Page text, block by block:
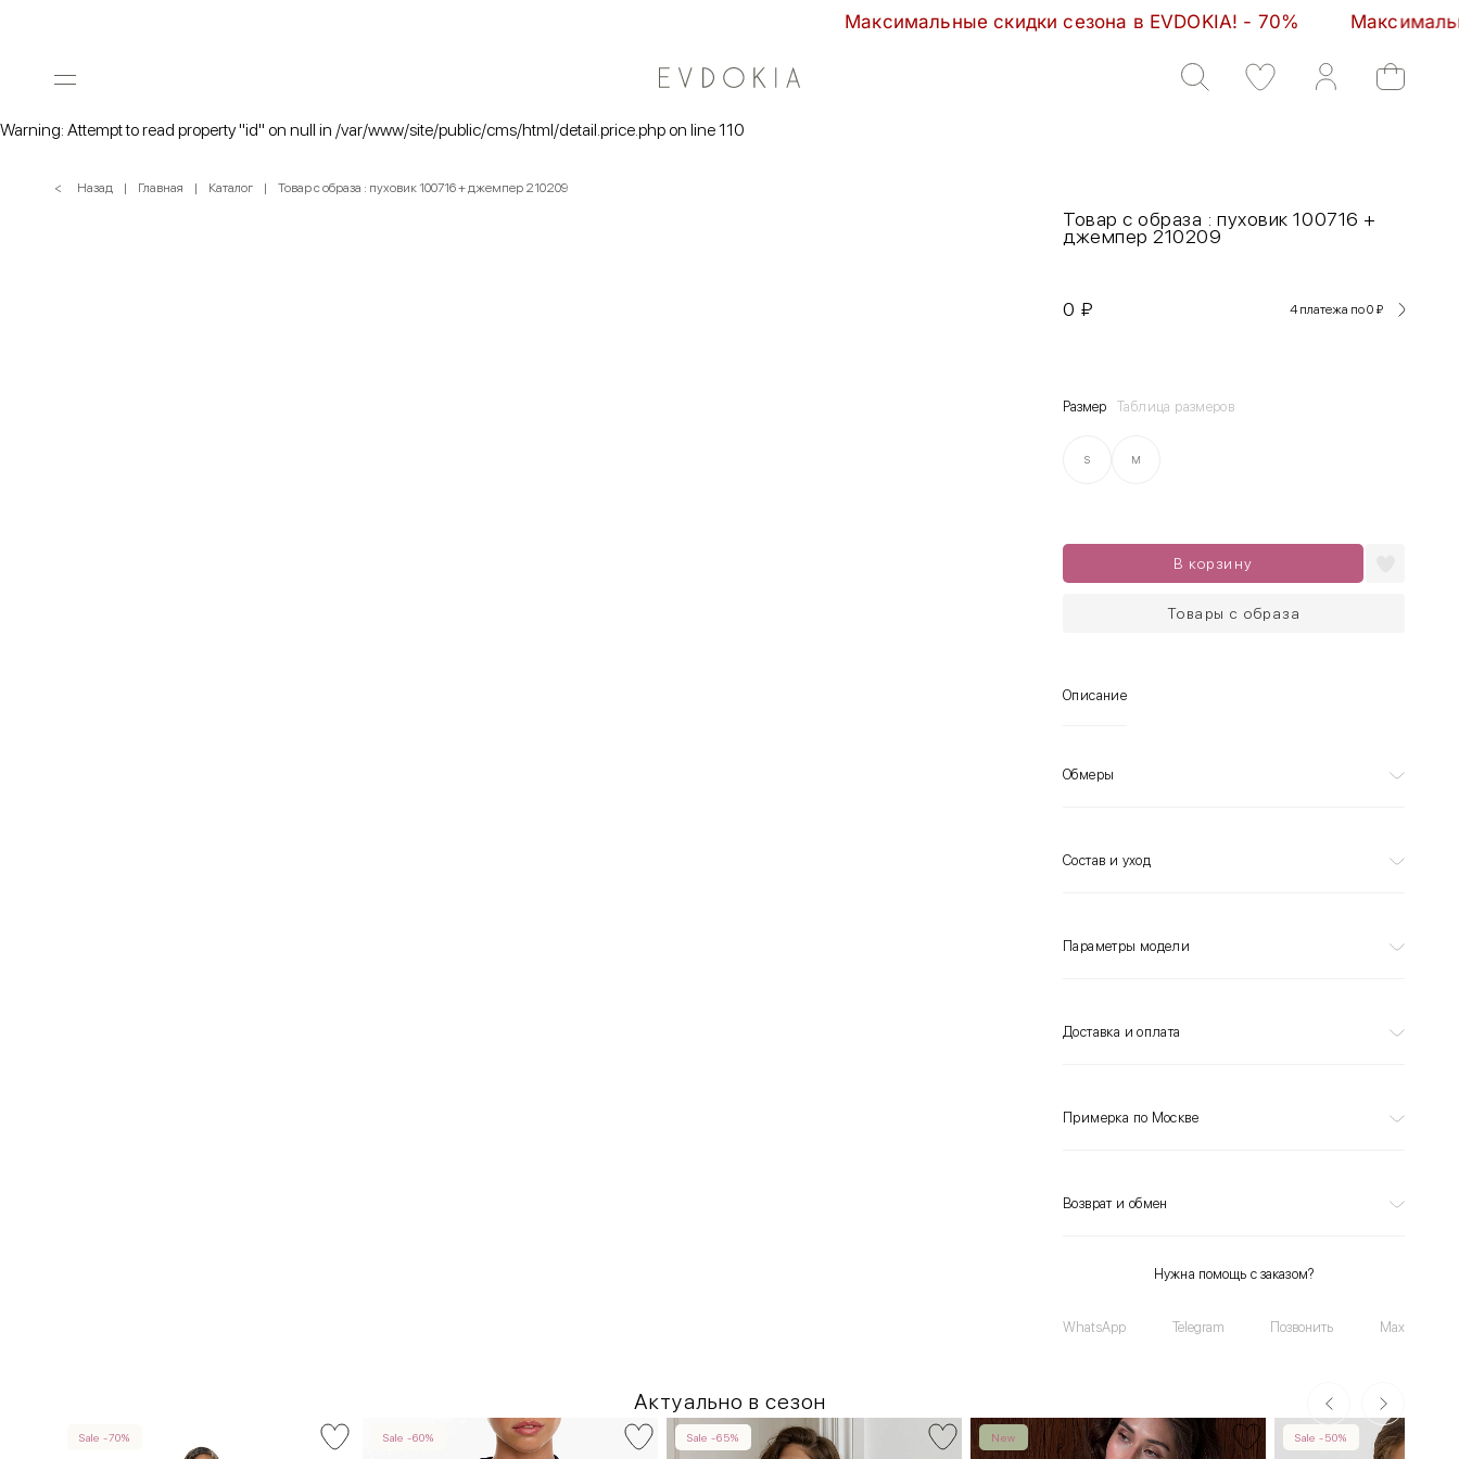
Максимальные скидки сезона в EVDOKIA! - 70%         Максимальные
Warning: Attempt to read property "id" on null in /var/www/site/public/cms/html/detail.price.php on line 110
< Назад Главная Каталог Товар с образа : пуховик 100716 + джемпер 210209
Товар с образа : пуховик 100716 +
джемпер 210209
0 ₽ 4 платежа по 0 ₽
Размер Таблица размеров
S M
В корзину
Товары с образа
Описание
Обмеры
Состав и уход
Параметры модели
Доставка и оплата
Примерка по Москве
Возврат и обмен
Нужна помощь с заказом?
WhatsApp Telegram Позвонить Max
Актуально в сезон
Sale -70% Sale -60% Sale -65% New Sale -50%